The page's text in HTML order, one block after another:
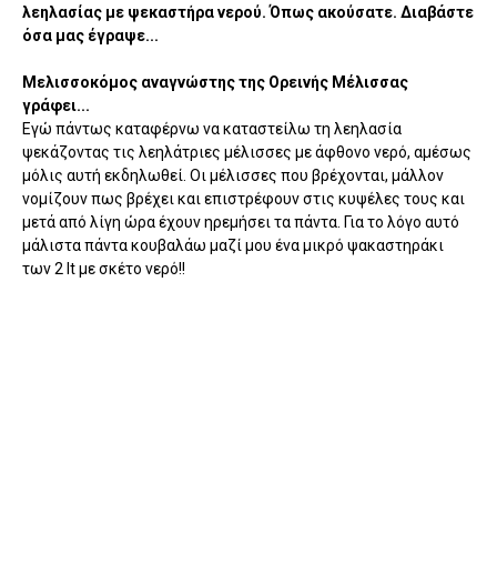
λεηλασίας με ψεκαστήρα νερού. Όπως ακούσατε. Διαβάστε
όσα μας έγραψε...
Μελισσοκόμος αναγνώστης της Ορεινής Μέλισσας
γράφει...
Εγώ πάντως καταφέρνω να καταστείλω τη λεηλασία
ψεκάζοντας τις λεηλάτριες μέλισσες με άφθονο νερό, αμέσως
μόλις αυτή εκδηλωθεί. Οι μέλισσες που βρέχονται, μάλλον
νομίζουν πως βρέχει και επιστρέφουν στις κυψέλες τους και
μετά από λίγη ώρα έχουν ηρεμήσει τα πάντα. Για το λόγο αυτό
μάλιστα πάντα κουβαλάω μαζί μου ένα μικρό ψακαστηράκι
των 2 lt με σκέτο νερό!!